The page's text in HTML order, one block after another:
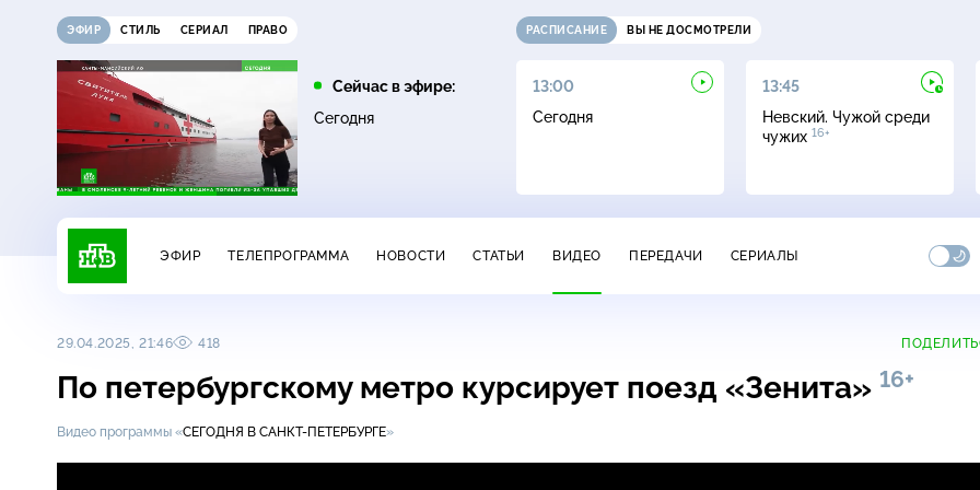
ЭФИР СТИЛЬ СЕРИАЛ ПРАВО
Сейчас в эфире:
Сегодня
РАСПИСАНИЕ ВЫ НЕ ДОСМОТРЕЛИ
11:00
ДНК16+
12:00
Жди меня
13:00
Сегодня
13:45
Невский. Чужой среди
чужих 16+
ЭФИР ТЕЛЕПРОГРАММА НОВОСТИ СТАТЬИ ВИДЕО ПЕРЕДАЧИ СЕРИАЛЫ
29.04.2025, 21:46 418
По петербургскому метро курсирует поезд «Зенита» 16+
Видео программы «СЕГОДНЯ В САНКТ-ПЕТЕРБУРГЕ»